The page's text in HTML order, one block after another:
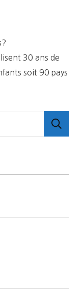
30 ans de
soit 90 pays